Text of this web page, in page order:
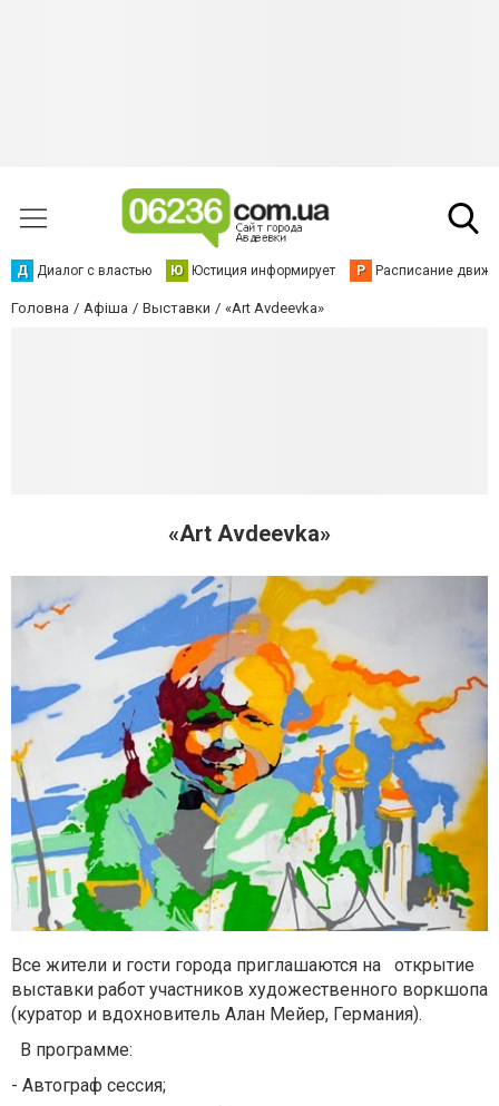
Д Диалог с властью Ю Юстиция информирует Р Расписание
Головна Афіша Выставки «Art Avdeevka»
«Art Avdeevka»
Все жители и гости города приглашаются на открытие
выставки работ участников художественного воркшопа
(куратор и вдохновитель Алан Мейер, Германия).
В программе:
- Автограф сессия;